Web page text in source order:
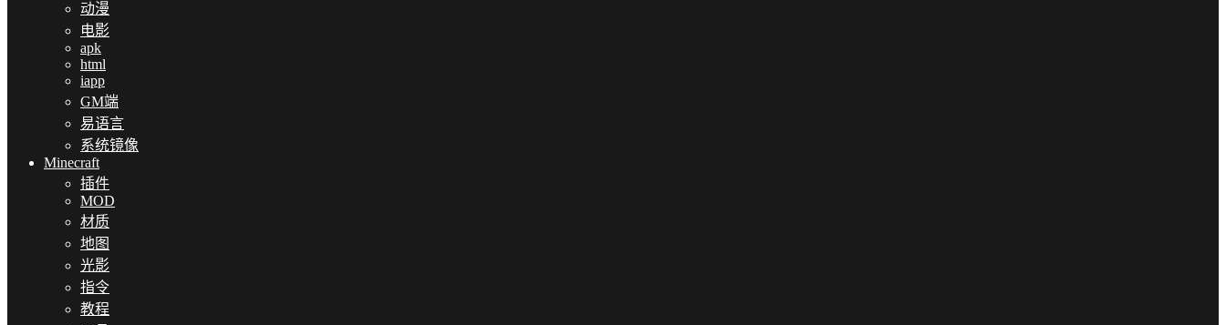
动漫
电影
apk
html
iapp
GM端
易语言
系统镜像
Minecraft
插件
MOD
材质
地图
光影
指令
教程